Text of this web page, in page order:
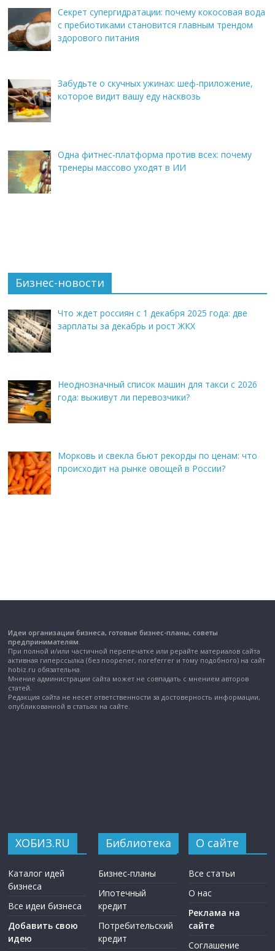
Секрет супергидратации: почему кокосовая вода
с пребиотиками становится главным трендом
здорового питания
Забудьте о скучных ужинах: шеф-приложение,
которое видит вашу еду насквозь
Одна фитнес-платформа против всех: почему
тренеры массово уходят в ИИ
Бизнес-новости
Что ждет россиян с 1 декабря 2025 года: две
зарплаты за декабрь и рост ЖКХ
Неоднозначный список машин для такси с 2026
года: выживут ли перевозчики?
Морковь и свекла бьют рекорды по ценам: что
происходит на рынке овощей в России?
Идеи организации бизнеса, готовые бизнес-планы, советы
предпринимателям.
При полной и/или частичной перепечатке или рерайте материалов сайта
активная гиперссылка (без noopener, noreferrer и тому подобного) на сайт
hobiz.ru обязательна.
Мнение администрации сайта может не совпадать с мнением авторов
статей.
Редакция сайта не несет ответственности за достоверность информации,
опубликованной в статьях на сайте.
ХОБИЗ.RU
Каталог идей
бизнеса
Все идеи бизнеса
Добавить свою
идею
Библиотека
Бизнес-планы
Ипотечный
кредит
Потребительский
кредит
О сайте
Все статьи
О нас
Реклама на
сайте
Соглашение